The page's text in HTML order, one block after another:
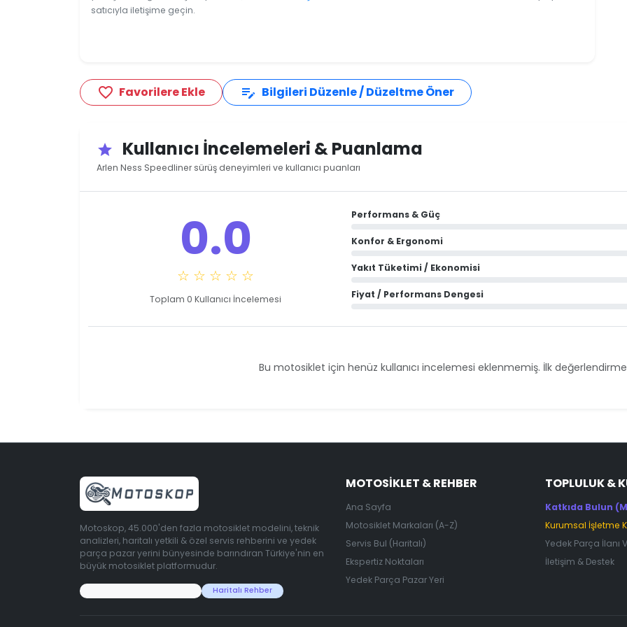
satıcıyla iletişime geçin.
favorite_border Favorilere Ekle edit_note Bilgileri Düzenle / Düzeltme Öner
star Kullanıcı İncelemeleri & Puanlama
Arlen Ness Speedliner sürüş deneyimleri ve kullanıcı puanları
0.0
☆ ☆ ☆ ☆ ☆
Toplam 0 Kullanıcı İncelemesi
Performans & Güç
Konfor & Ergonomi
Yakıt Tüketimi / Ekonomisi
Fiyat / Performans Dengesi
Bu motosiklet için henüz kullanıcı incelemesi eklenmemiş. İlk
Motoskop, 45.000'den fazla motosiklet modelini, teknik
analizleri, haritalı yetkili & özel servis rehberini ve yedek
parça pazar yerini bünyesinde barındıran Türkiye'nin en
büyük motosiklet platformudur.
Haritalı Rehber
MOTOSIKLET & REHBER
Ana Sayfa
Motosiklet Markaları (A-Z)
Servis Bul (Haritalı)
Ekspertiz Noktaları
Yedek Parça Pazar Yeri
TOPLULUK &
Katkıda Bulun
Kurumsal İşletme
Yedek Parça İlanı
İletişim & Destek